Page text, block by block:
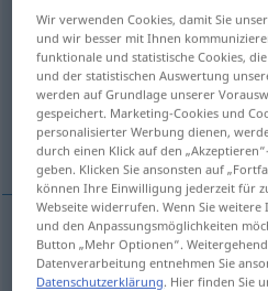
Stuhlm
Übersicht aller
(Für mehr Details die Übersetzung
stol, stolgång, avföring
stol Stuhl
Wir verwenden Cookies, damit Sie
und wir besser mit Ihnen
funktionale und statistische Cookies,
und der statistischen Auswertung
werden auf Grundlage unserer
gespeichert. Marketing-Cookies und
personalisierter Werbung dienen,
durch einen Klick auf den
geben. Klicken Sie ansonsten auf
können Ihre Einwilligung jederzeit für
Webseite widerrufen. Wenn Sie
und den Anpassungsmöglichkeiten
Button „Mehr Optionen“.
Datenverarbeitung entnehmen Sie
Datenschutzerklärung. Hier finden Sie